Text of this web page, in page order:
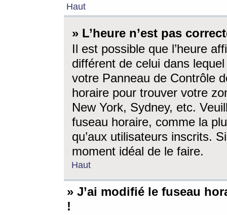
Haut
» L’heure n’est pas
Il est possible que l’heure
différent de celui dans
votre Panneau de Contrôle
horaire pour trouver votre
New York, Sydney, etc.
fuseau horaire, comme la
qu’aux utilisateurs inscrits.
moment idéal de le faire.
Haut
» J’ai modifié le fuseau
!